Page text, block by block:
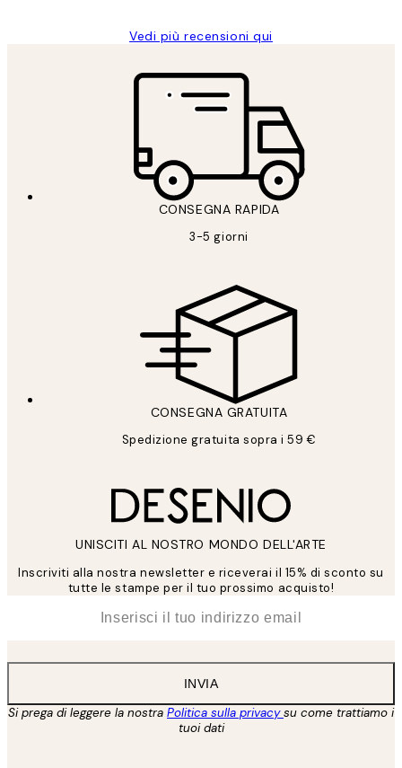
Vedi più recensioni qui
CONSEGNA RAPIDA
3-5 giorni
CONSEGNA GRATUITA
Spedizione gratuita sopra i 59 €
UNISCITI AL NOSTRO MONDO DELL'ARTE
Inscriviti alla nostra newsletter e riceverai il 15% di sconto su
tutte le stampe per il tuo prossimo acquisto!
INVIA
Si prega di leggere la nostra Politica sulla privacysu come trattiamo i
tuoi dati